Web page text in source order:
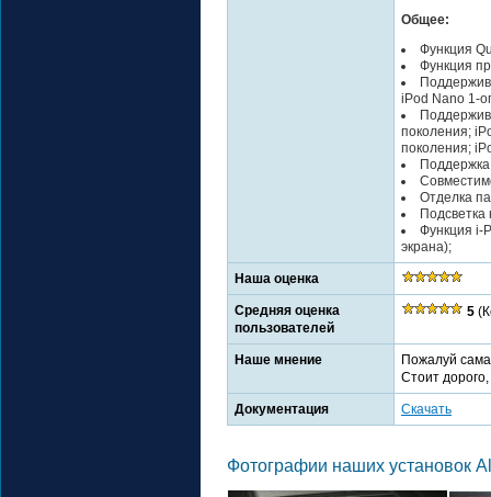
Общее:
Функция
Функция
iPod Nano 1-
поколения;
поколения;
Отделка
Подсветка
Функция i-
экрана);
Наша оценка
Средняя оценка
пользователей
5
Наше мнение
Пожалуй
Стоит
Документация Скачать
Фотографии наших установок